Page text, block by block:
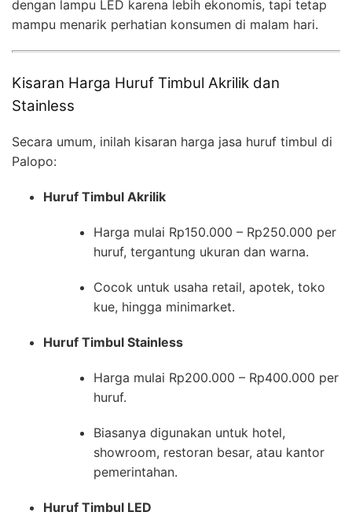
dengan lampu LED karena lebih ekonomis, tapi tetap
mampu menarik perhatian konsumen di malam hari.
Kisaran Harga Huruf Timbul Akrilik dan
Stainless
Secara umum, inilah kisaran harga jasa huruf timbul di
Palopo:
Huruf Timbul Akrilik
Harga mulai Rp150.000 – Rp250.000 per
huruf, tergantung ukuran dan warna.
Cocok untuk usaha retail, apotek, toko
kue, hingga minimarket.
Huruf Timbul Stainless
Harga mulai Rp200.000 – Rp400.000 per
huruf.
Biasanya digunakan untuk hotel,
showroom, restoran besar, atau kantor
pemerintahan.
Huruf Timbul LED